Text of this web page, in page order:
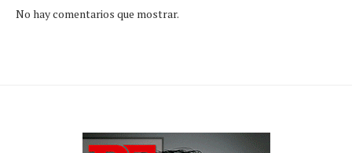
No hay comentarios que mostrar.